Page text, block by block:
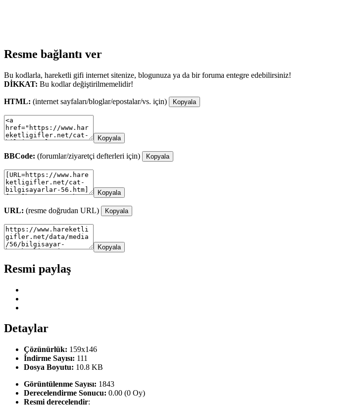
Resme bağlantı ver
Bu kodlarla, hareketli gifi internet sitenize, blogunuza ya da bir foruma entegre edebilirsiniz!
DİKKAT: Bu kodlar değiştirilmemelidir!
HTML: (internet sayfaları/bloglar/epostalar/vs. için) Kopyala
Kopyala
BBCode: (forumlar/ziyaretçi defterleri için) Kopyala
Kopyala
URL: (resme doğrudan URL) Kopyala
Kopyala
Resmi paylaş
Detaylar
Çözünürlük: 159x146
İndirme Sayısı: 111
Dosya Boyutu: 10.8 KB
Görüntülenme Sayısı: 1843
Derecelendirme Sonucu: 0.00 (0 Oy)
Resmi derecelendir: